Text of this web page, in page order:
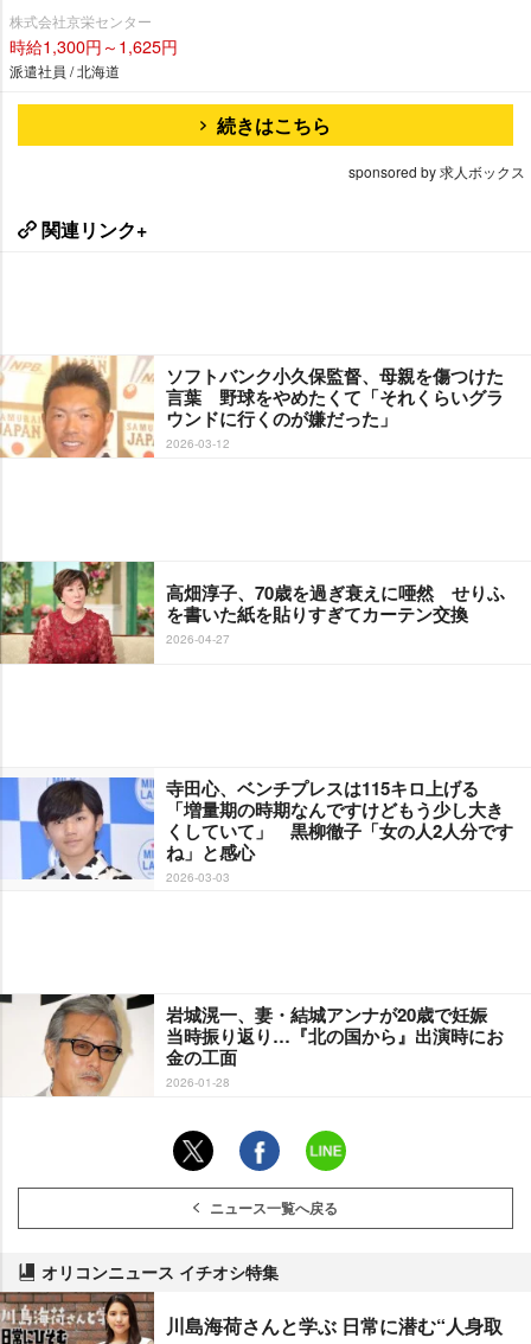
株式会社京栄センター
時給1,300円～1,625円
派遣社員 / 北海道
続きはこちら
sponsored by 求人ボックス
関連リンク+
ソフトバンク小久保監督、母親を傷つけた
言葉 野球をやめたくて「それくらいグラ
ウンドに行くのが嫌だった」
2026-03-12
高畑淳子、70歳を過ぎ衰えに唖然 せりふ
を書いた紙を貼りすぎてカーテン交換
2026-04-27
寺田心、ベンチプレスは115キロ上げる
「増量期の時期なんですけどもう少し大き
くしていて」 黒柳徹子「女の人2人分です
ね」と感心
2026-03-03
城滉一、妻・結城アンナが20歳で妊娠
当時振り返り…『北の国から』出演時にお
金の工面
2026-01-28
ニュース一覧へ戻る
オリコンニュース イチオシ特集
川島海荷さんと学ぶ 日常に潜む“人身取